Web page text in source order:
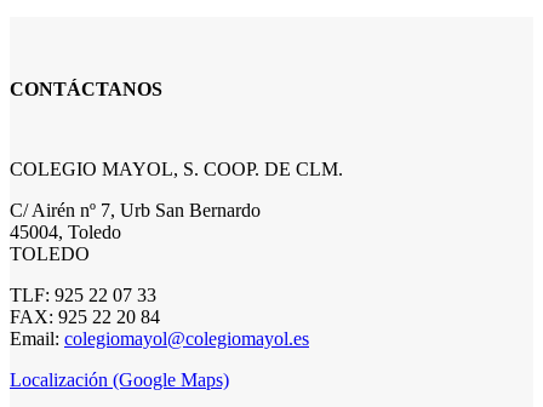
CONTÁCTANOS
COLEGIO MAYOL, S. COOP. DE CLM.
C/ Airén nº 7, Urb San Bernardo
45004, Toledo
TOLEDO
TLF: 925 22 07 33
FAX: 925 22 20 84
Email: colegiomayol@colegiomayol.es
Localización (Google Maps)